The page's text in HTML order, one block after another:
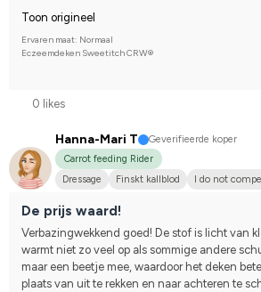
Toon origineel
Ervaren maat: Normaal
Eczeemdeken Sweetitch CRW®
0 likes
Hanna-Mari T
Geverifieerde koper
Carrot feeding Rider
Dressage
Finskt kallblod I do not
De prijs waard!
Verbazingwekkend goed! De stof is licht van
warmt niet zo veel op als sommige andere
maar een beetje mee, waardoor het deken
plaats van uit te rekken en naar achteren te